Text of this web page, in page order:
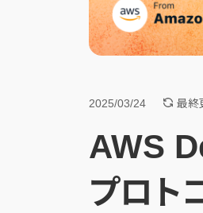
2025/03/24 最終
AWS
プロト